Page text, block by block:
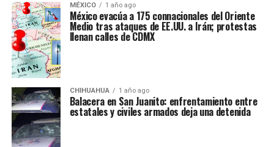
MÉXICO 1 año ago
México evacúa a 175 connacionales del Oriente
Medio tras ataques de EE.UU. a Irán; protestas
llenan calles de CDMX
CHIHUAHUA 1 año ago
Balacera en San Juanito: enfrentamiento entre
estatales y civiles armados deja una detenida